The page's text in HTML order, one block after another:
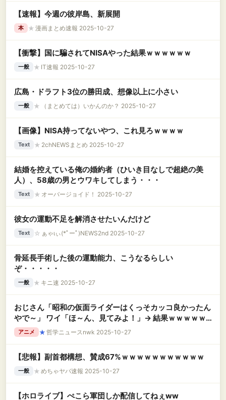
【速報】今週の彼岸島、新展開
本 ★ 漫画まとめ速報 2025-10-27
【衝撃】国に騙されてNISAやった結果ｗｗｗｗｗｗ
一般 ★ IT速報 2025-10-27
広島・ドラフト3位の勝田成、想像以上に小さい
一般 ★ （まとめては）いかんのか？ 2025-10-27
【画像】NISA持ってないやつ、これ見ろｗｗｗｗ
Text ★ 2chNEWSまとめ 2025-10-27
結婚を控えている俺の婚約者（ひいき目なしで超絶の美
人）、58歳の男とウワキしてしまう・・・
Text ★ オーバージョイド！ 2025-10-27
彼女の運動不足を解消させたいんだけど
Text ☆ ぁゃιぃ(*ﾟーﾟ)NEWS2nd 2025-10-27
骨延長手術した後の運動能力、こうなるらしい
ぞ・・・・・
一般 ★ キニ速 2025-10-27
おじさん「昭和の仮面ライダーはくっそカッコ良かったん
やで～」 ワイ「ほ～ん、見てみよ！」→ 結果ｗｗｗｗｗ
ｗアニメ ★ 哲学ニュースnwk 2025-10-27
【悲報】副首都構想、賛成67%ｗｗｗｗｗｗｗｗｗｗｗ
一般 ★ めちゃヤバ速報 2025-10-27
【ホロライブ】ぺこら軍団しか配信してねぇww